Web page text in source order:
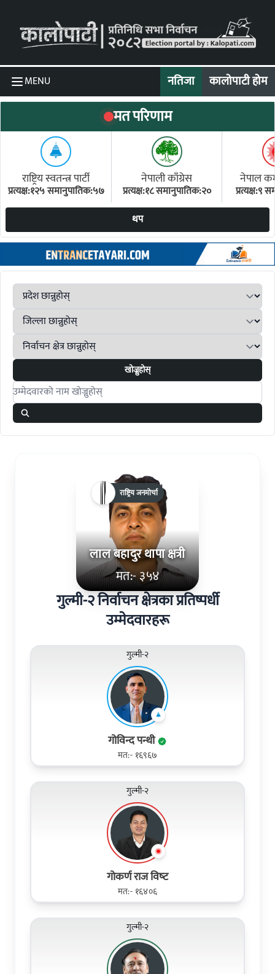
MENU नतिजा कालोपाटी होम
मत परिणाम
राष्ट्रिय स्वतन्त्र पार्टी
प्रत्यक्ष:१२५ समानुपातिक:५७
नेपाली काँग्रेस
प्रत्यक्ष:१८ समानुपातिक:२०
नेपाल
प्रत्यक्ष:९
थप
खोज्नुहोस्
Search candidates
लाल बहादुर थापा क्षत्री
मत:- ३५४
राष्ट्रिय जनमोर्चा
गुल्मी-२ निर्वाचन क्षेत्रका प्रतिष्पर्धी
उम्मेदवारहरू
गुल्मी-२
गोविन्द पन्थी
मत:- १६९६७
गुल्मी-२
गोकर्ण राज विष्‍ट
मत:- १६४०६
गुल्मी-२